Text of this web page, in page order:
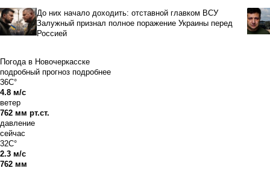
До них начало доходить: отставной главком ВСУ
Залужный признал полное поражение Украины перед
Россией
Погода в Новочеркасске
подробный прогноз подробнее
36C°
4.8 м/с
ветер
762 мм рт.ст.
давление
сейчас
32C°
2.3 м/с
762 мм